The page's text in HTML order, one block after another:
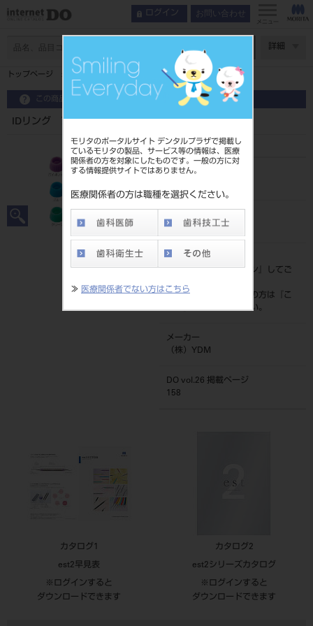
モリタのポータルサイト デンタルプラザで掲載し
ているモリタの製品、サービス等の情報は、医療
関係者の方を対象にしたものです。一般の方に対
する情報提供サイトではありません。
医療関係者の方は職種を選択ください。
≫ 医療関係者でない方はこちら
ログイン お問い合わせ
メニュー
詳細
トップページ IDリング アソート18入(9色×各2入)
この商品に関するお問い合わせ
IDリング アソート18入(9色×各2入)
品目コード
4963931136902
標準価格
価格の確認は『ログイン
』してご
ネット会員登録がまだの方は『
こ
ちら』より登録ください。
メーカー
（株）YDM
DO vol.26 掲載ページ
158
カタログ1
est2早見表
※ログインすると
ダウンロードできます
カタログ2
est2シリーズカタログ
※ログインすると
ダウンロードできます